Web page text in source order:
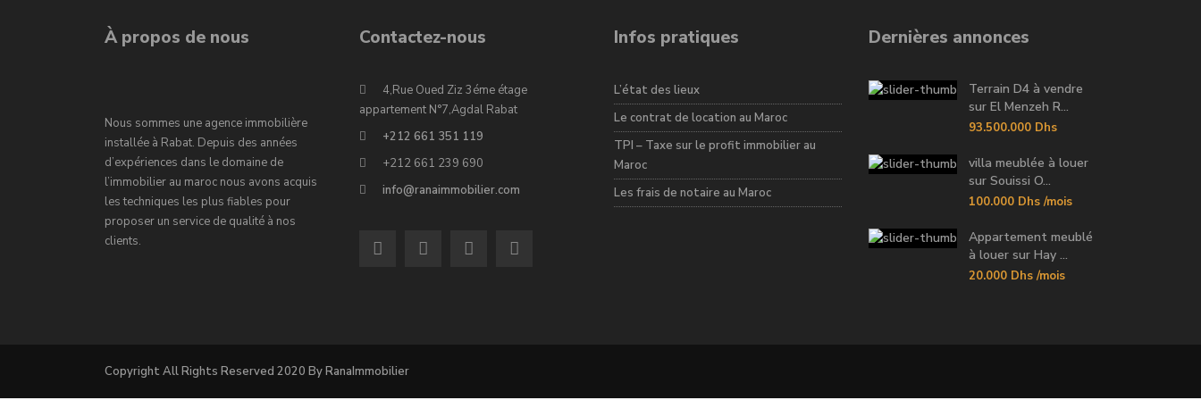
À propos de nous
Nous sommes une agence immobilière
installée à Rabat. Depuis des années
d’expériences dans le domaine de
l’immobilier au maroc nous avons acquis
les techniques les plus fiables pour
proposer un service de qualité à nos
clients.
Contactez-nous
4,Rue Oued Ziz 3éme étage
appartement N°7,Agdal Rabat
+212 661 351 119
+212 661 239 690
info@ranaimmobilier.com
Infos pratiques
L’état des lieux
Le contrat de location au Maroc
TPI – Taxe sur le profit immobilier au
Maroc
Les frais de notaire au Maroc
Dernières annonces
Terrain D4 à vendre
sur El Menzeh R...
93.500.000 Dhs
villa meublée à louer
sur Souissi O...
100.000 Dhs /mois
Appartement meublé
à louer sur Hay ...
20.000 Dhs /mois
Copyright All Rights Reserved 2020 By RanaImmobilier